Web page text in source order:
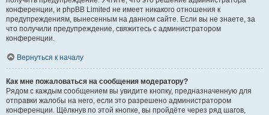
конференции, и phpBB Limited не имеет никакого отношения к
предупреждениям, вынесенным на данном сайте. Если вы не знаете, за
что получили предупреждение, свяжитесь с администратором
конференции.
Вернуться к началу
Как мне пожаловаться на сообщения модератору?
Рядом с каждым сообщением вы увидите кнопку, предназначенную для
отправки жалобы на него, если это разрешено администратором
конференции. Щёлкнув по этой кнопке, вы пройдёте через ряд шагов,